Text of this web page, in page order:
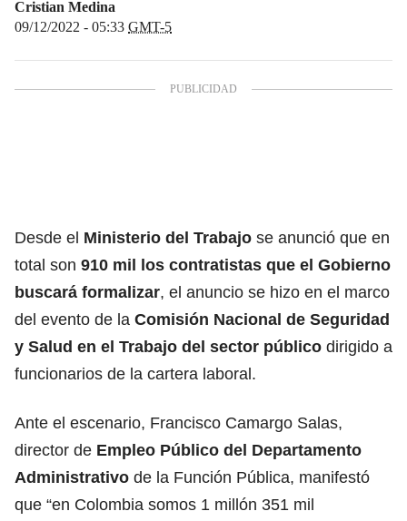
Cristian Medina
09/12/2022 - 05:33 GMT-5
Desde el Ministerio del Trabajo se anunció que en
total son 910 mil los contratistas que el Gobierno
buscará formalizar, el anuncio se hizo en el marco
del evento de la Comisión Nacional de Seguridad
y Salud en el Trabajo del sector público dirigido a
funcionarios de la cartera laboral.
Ante el escenario, Francisco Camargo Salas,
director de Empleo Público del Departamento
Administrativo de la Función Pública, manifestó
que “en Colombia somos 1 millón 351 mil